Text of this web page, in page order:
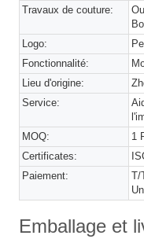
Travaux de couture:
Logo:
Fonctionnalité:
Lieu d'origine:
Service:
MOQ:
1
Certificates:
Paiement:
T/
Emballage et